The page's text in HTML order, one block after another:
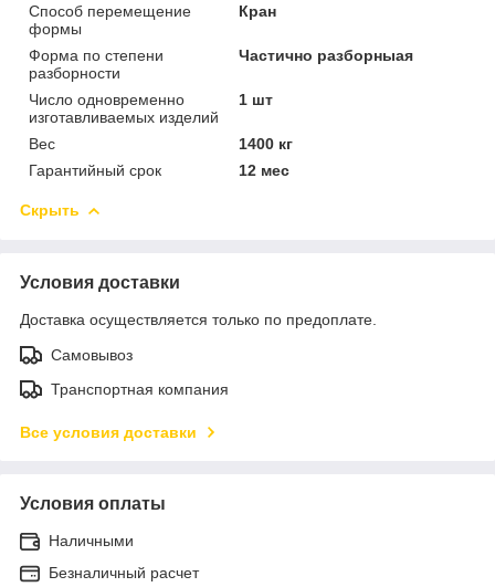
Способ перемещение
формы
Кран
Форма по степени
разборности
Частично разборныая
Число одновременно
изготавливаемых изделий
1 шт
Вес
1400 кг
Гарантийный срок
12 мес
Скрыть
Условия доставки
Доставка осуществляется только по предоплате.
Самовывоз
Транспортная компания
Все условия доставки
Условия оплаты
Наличными
Безналичный расчет